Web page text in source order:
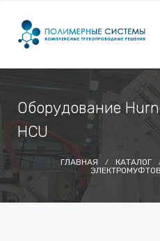
Оборудование
HCU
ГЛАВНАЯ КАТАЛОГ